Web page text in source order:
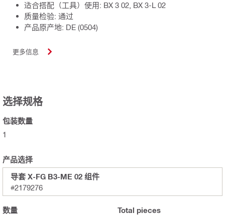
适合搭配（工具）使用: BX 3 02, BX 3-L 02
质量检验: 通过
产品原产地: DE (0504)
更多信息
选择规格
包装数量
1
产品选择
导套 X-FG B3-ME 02 组件
#2179276
数量 Total pieces